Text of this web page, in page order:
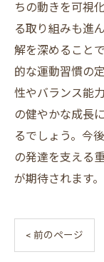
ちの動きを可視
る取り組みも進
解を深めること
的な運動習慣の
性やバランス能
の健やかな成長
るでしょう。今
の発達を支える
が期待されます。
< 前のページ